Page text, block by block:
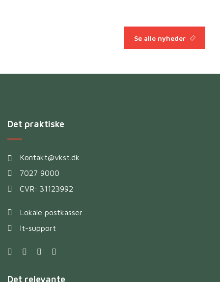
Se alle nyheder
Det praktiske
Kontakt@vkst.dk
7027 9000
CVR: 31123992
Lokale postkasser
It-support
Det relevante